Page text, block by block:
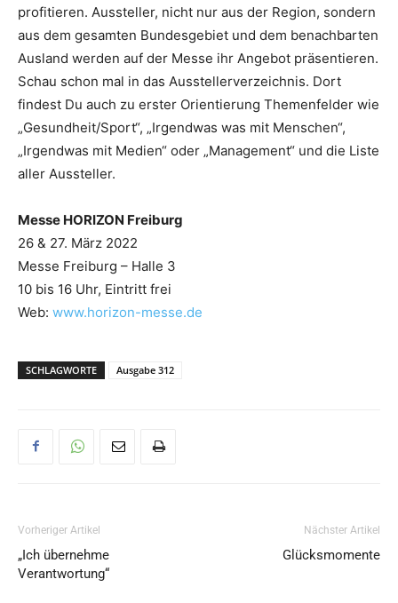
profitieren. Aussteller, nicht nur aus der Region, sondern
aus dem gesamten Bundesgebiet und dem benachbarten
Ausland werden auf der Messe ihr Angebot präsentieren.
Schau schon mal in das Ausstellerverzeichnis. Dort
findest Du auch zu erster Orientierung Themenfelder wie
„Gesundheit/Sport“, „Irgendwas was mit Menschen“,
„Irgendwas mit Medien“ oder „Management“ und die Liste
aller Aussteller.
Messe HORIZON Freiburg
26 & 27. März 2022
Messe Freiburg – Halle 3
10 bis 16 Uhr, Eintritt frei
Web: www.horizon-messe.de
SCHLAGWORTE Ausgabe 312
Vorheriger Artikel
„Ich übernehme
Verantwortung“
Nächster Artikel
Glücksmomente